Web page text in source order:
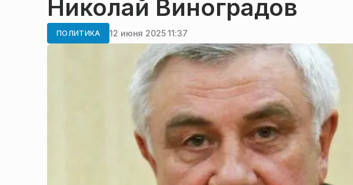
Николай Виноградов
ПОЛИТИКА 12 июня 2025 11:37